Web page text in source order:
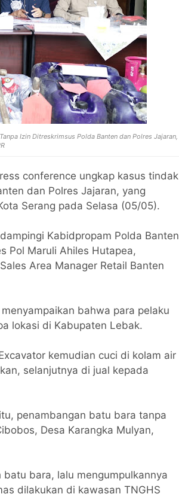
Izin Ditreskrimsus Polda Banten dan Polres Jajaran,
conference ungkap kasus tindak
dan Polres Jajaran, yang
Serang pada Selasa (05/05).
Kabidpropam Polda Banten
Pol Maruli Ahiles Hutapea,
Area Manager Retail Banten
bahwa para pelaku
lokasi di Kabupaten Lebak.
kemudian cuci di kolam air
selanjutnya di jual kepada
penambangan batu bara tanpa
Desa Karangka Mulyan,
bara, lalu mengumpulkannya
dilakukan di kawasan TNGHS